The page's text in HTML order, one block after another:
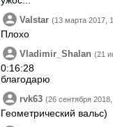
Valstar (13 марта 2017,
Плохо
Vladimir_Shalan (21
0:16:28
благодарю
rvk63 (26 сентября
Геометрический вальс)